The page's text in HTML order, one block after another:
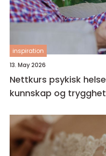
inspiration
13. May 2026
Nettkurs psykisk helse en praktisk vei til mer
kunnskap og trygghet